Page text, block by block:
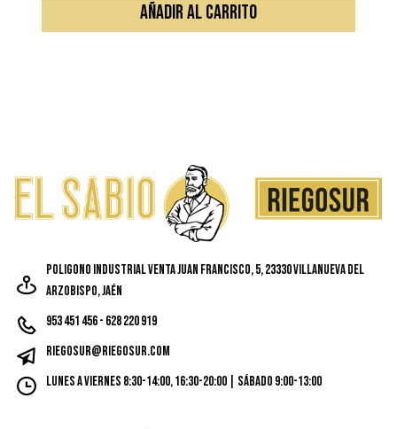
AÑADIR AL CARRITO
Poligono Industrial Venta Juan Francisco, 5, 23330 Villanueva del
Arzobispo, Jaén
953 451 456 - 628 220 919
riegosur@riegosur.com
Lunes a Viernes 8:30-14:00, 16:30-20:00 | Sábado 9:00-13:00